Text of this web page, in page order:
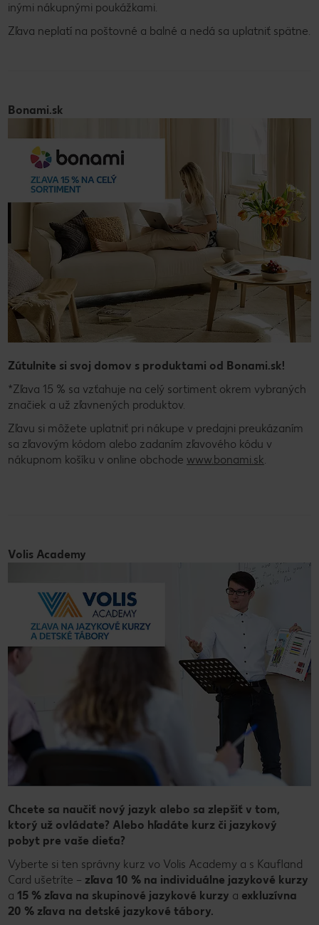
inými nákupnými poukážkami.
Zľava neplatí na poštovné a balné a nedá sa uplatniť spätne.
Bonami.sk
Zútulnite si svoj domov s produktami od Bonami.sk!
*Zľava 15 % sa vzťahuje na celý sortiment okrem vybraných
značiek a už zľavnených produktov.
Zľavu si môžete uplatniť pri nákupe v predajni preukázaním
sa zľavovým kódom alebo zadaním zľavového kódu v
nákupnom košíku v online obchode www.bonami.sk
Volis Academy
Chcete sa naučiť nový jazyk alebo sa zlepšiť v tom,
ktorý už ovládate? Alebo hľadáte kurz či jazykový
pobyt pre vaše dieťa?
Vyberte si ten správny kurz vo Volis Academy a s Kaufland
Card ušetríte – zľava 10 % na individuálne jazykové kurzy
a 15 % zľava na skupinové jazykové kurzy a exkluzívna
20 % zľava na detské jazykové tábory.